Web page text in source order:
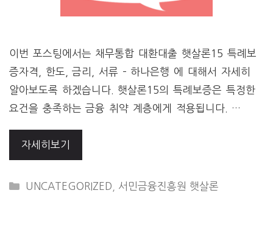
이번 포스팅에서는 채무통합 대환대출 햇살론15 특례보
증자격, 한도, 금리, 서류 – 하나은행 에 대해서 자세히
알아보도록 하겠습니다. 햇살론15의 특례보증은 특정한
요건을 충족하는 금융 취약 계층에게 적용됩니다. …
자세히보기
CATEGORIES
UNCATEGORIZED 서민금융진흥원 햇살론